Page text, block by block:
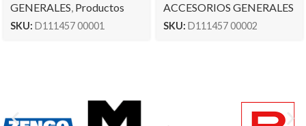
GENERALES, Productos
SKU: D111457 00001
ACCESORIOS GENERALES
SKU: D111457 00002